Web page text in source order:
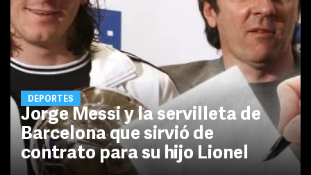
DEPORTES
Jorge Messi y la servilleta de
Barcelona que sirvió de
contrato para su hijo Lionel